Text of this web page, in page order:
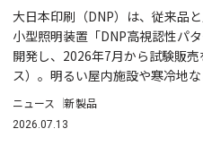
大日本印刷（DNP）は、従来品
小型照明装置「DNP高視認性パ
開発し、2026年7月から試験販
ス）。明るい屋内施設や寒冷地
ニュース 新製品
2026.07.13